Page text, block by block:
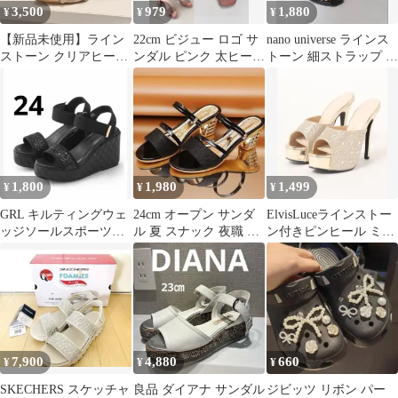
¥3,500
【新品未使用】ライン
ストーン クリアヒール
¥979
22cm ビジュー ロゴ サ
ンダル ピンク 太ヒール
アンクルストラップ 美
脚
¥ 1,880
nano universe ラインス
トーン 細ストラップ サ
¥ 1,800
GRL キルティングウェ
ッジソールスポーツサ
¥ 1,980
24cm オープン サンダ
ル 夏 スナック 夜職 キ
ラキラ ブラック 432
¥ 1,499
ElvisLuceラインストー
ン付きピンヒール ミュ
ール LLサイズ
¥7,900
SKECHERS スケッチャ
¥4,880
良品 ダイアナ サンダル
¥660
ジビッツ リボン パー